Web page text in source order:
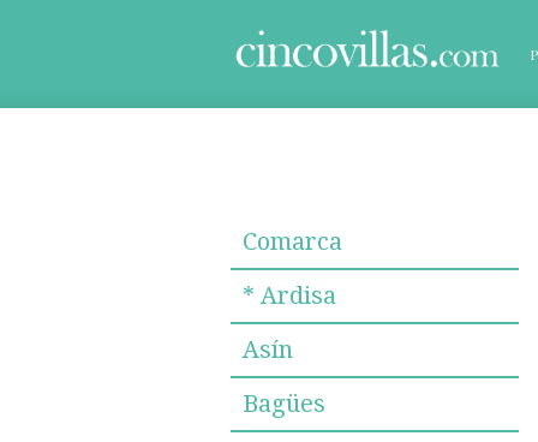
Comarca
* Ardisa
Asín
Bagües